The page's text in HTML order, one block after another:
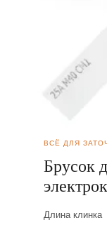
ВСЁ ДЛЯ
Брусок
Длина клинка